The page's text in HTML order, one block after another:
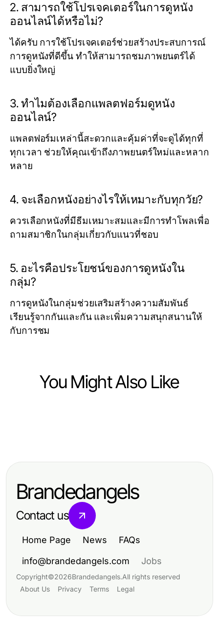
2. สามารถใช้โปรเจคเตอร์ในการดูหนัง
ออนไลน์ได้หรือไม่?
ได้ครับ การใช้โปรเจคเตอร์ช่วยสร้างประสบการณ์
การดูหนังที่ดีขึ้น ทำให้สามารถชมภาพยนตร์ได้
แบบยิ่งใหญ่
3. ทำไมต้องเลือกแพลตฟอร์มดูหนัง
ออนไลน์?
แพลตฟอร์มเหล่านี้สะดวกและคุ้มค่าที่จะดูได้ทุกที่
ทุกเวลา ช่วยให้คุณเข้าถึงภาพยนตร์ใหม่และหลาก
หลาย
4. จะเลือกหนังอย่างไรให้เหมาะกับทุกวัย?
ควรเลือกหนังที่มีธีมเหมาะสมและมีการทำโพลเพื่อ
ถามสมาชิกในกลุ่มเกี่ยวกับแนวที่ชอบ
5. อะไรคือประโยชน์ของการดูหนังใน
กลุ่ม?
การดูหนังในกลุ่มช่วยเสริมสร้างความสัมพันธ์
เรียนรู้จากกันและกัน และเพิ่มความสนุกสนานให้
กับการชม
You Might Also Like
Leading Photography Company
Mastering AI Sex Chat: Innovative
Brandedangels
Contact us
Home Page News FAQs
info@brandedangels.com Jobs
Copyright©2026Brandedangels.All rights reserved
About Us
Privacy Terms Legal